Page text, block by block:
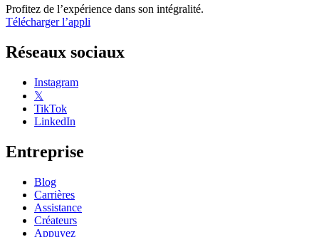
Profitez de l’expérience dans son intégralité.
Télécharger l’appli
Réseaux sociaux
Instagram
𝕏
TikTok
LinkedIn
Entreprise
Blog
Carrières
Assistance
Créateurs
Appuyez